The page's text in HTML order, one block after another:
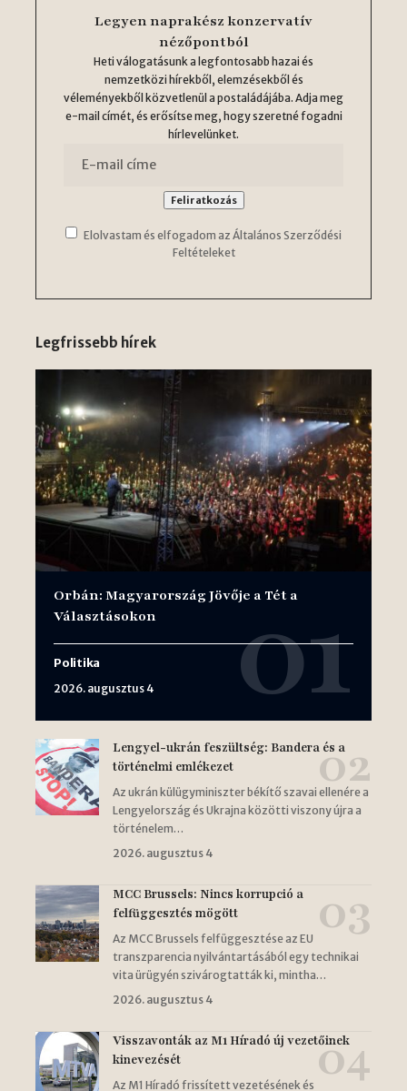
Legyen naprakész konzervatív
nézőpontból
Heti válogatásunk a legfontosabb hazai és
nemzetközi hírekből, elemzésekből és
véleményekből közvetlenül a postaládájába. Adja meg
e-mail címét, és erősítse meg, hogy szeretné fogadni
hírlevelünket.
Elolvastam és elfogadom az Általános Szerződési
Feltételeket
Legfrissebb hírek
Orbán: Magyarország Jövője a Tét a
Választásokon
Politika
2026. augusztus 4
Lengyel-ukrán feszültség: Bandera és a
történelmi emlékezet
Az ukrán külügyminiszter békítő szavai ellenére a
Lengyelország és Ukrajna közötti viszony újra a
történelem…
2026. augusztus 4
MCC Brussels: Nincs korrupció a
felfüggesztés mögött
Az MCC Brussels felfüggesztése az EU
transzparencia nyilvántartásából egy technikai
vita ürügyén szivárogtatták ki, mintha…
2026. augusztus 4
Visszavonták az M1 Híradó új vezetőinek
kinevezését
Az M1 Híradó frissített vezetésének és